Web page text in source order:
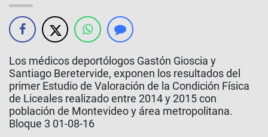
Los médicos deportólogos Gastón Gioscia y
Santiago Beretervide, exponen los resultados del
primer Estudio de Valoración de la Condición Física
de Liceales realizado entre 2014 y 2015 con
población de Montevideo y área metropolitana.
Bloque 3 01-08-16